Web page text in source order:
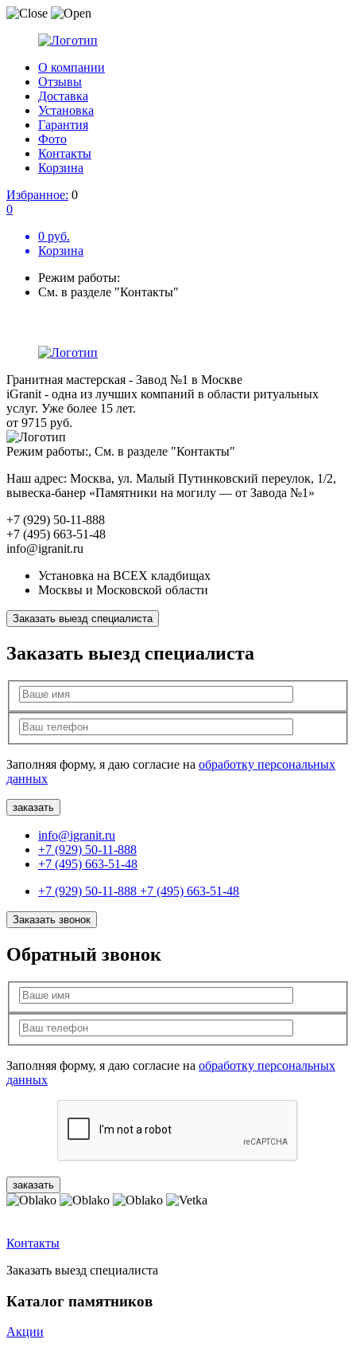
О компании
Отзывы
Доставка
Установка
Гарантия
Фото
Контакты
Корзина
Избранное: 0
0
0 руб.
Корзина
Режим работы:
См. в разделе "Контакты"
Гранитная мастерская - Завод №1 в Москве
iGranit - одна из лучших компаний в области ритуальных
услуг. Уже более 15 лет.
от 9715 руб.
Режим работы:, См. в разделе "Контакты"
Наш адрес: Москва, ул. Малый Путинковский переулок, 1/2,
вывеска-банер «Памятники на могилу — от Завода №1»
+7 (929) 50-11-888
+7 (495) 663-51-48
info@igranit.ru
Установка на ВСЕХ кладбищах
Москвы и Московской области
Заказать выезд специалиста
Заказать выезд специалиста
Заполняя форму, я даю согласие на обработку персональных
данных
info@igranit.ru
+7 (929) 50-11-888
+7 (495) 663-51-48
+7 (929) 50-11-888 +7 (495) 663-51-48
Заказать звонок
Обратный звонок
Заполняя форму, я даю согласие на обработку персональных
данных
Контакты
Заказать выезд специалиста
Каталог памятников
Акции